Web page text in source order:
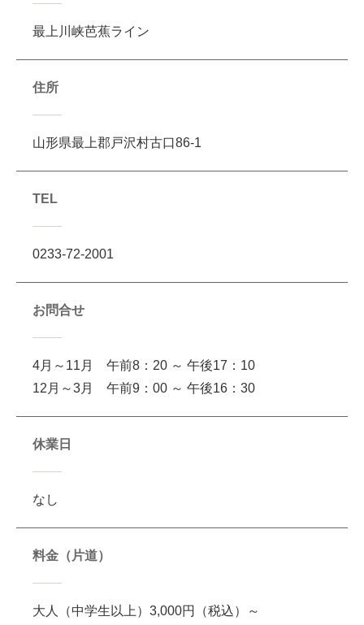
最上川峡芭蕉ライン
住所
山形県最上郡戸沢村古口86-1
TEL
0233-72-2001
お問合せ
4月～11月 午前8：20 ～ 午後17：10
12月～3月 午前9：00 ～ 午後16：30
休業日
なし
料金（片道）
大人（中学生以上）3,000円（税込）～